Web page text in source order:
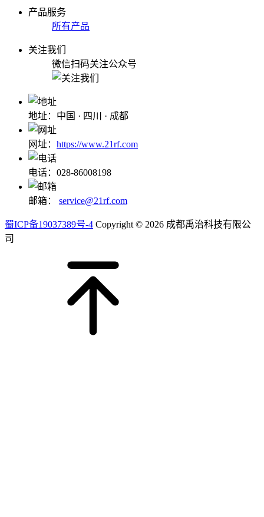
产品服务
所有产品
关注我们
微信扫码关注公众号
地址：中国 · 四川 · 成都
网址： https://www.21rf.com
电话：028-86008198
邮箱： service@21rf.com
蜀ICP备19037389号-4 Copyright © 2026 成都禹治科技有限公
司